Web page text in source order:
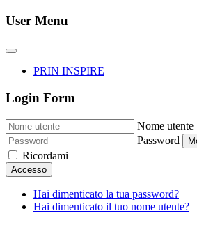
User Menu
PRIN INSPIRE
Login Form
Nome utente
Password
Ricordami
Accesso
Hai dimenticato la tua password?
Hai dimenticato il tuo nome utente?